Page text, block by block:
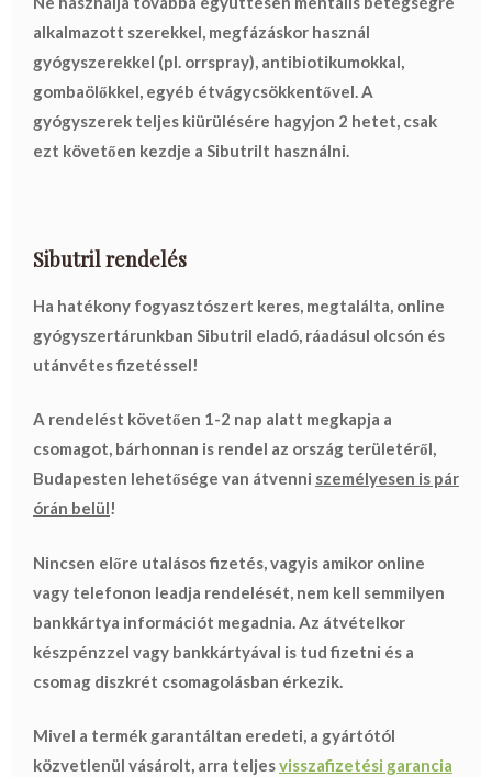
alkalmazott szerekkel, megfázáskor használ
gyógyszerekkel (pl. orrspray), antibiotikumokkal,
gombaölőkkel, egyéb étvágycsökkentővel. A
gyógyszerek teljes kiürülésére hagyjon 2 hetet, csak
ezt követően kezdje a Sibutrilt használni.
Sibutril rendelés
Ha hatékony fogyasztószert keres, megtalálta, online
gyógyszertárunkban Sibutril eladó, ráadásul olcsón és
utánvétes fizetéssel!
A rendelést követően 1-2 nap alatt megkapja a
csomagot, bárhonnan is rendel az ország területéről,
Budapesten lehetősége van átvenni személyesen is pár
órán belül!
Nincsen előre utalásos fizetés, vagyis amikor online
vagy telefonon leadja rendelését, nem kell semmilyen
bankkártya információt megadnia.Az átvételkor
készpénzzel vagy bankkártyával is tud fizetni és a
csomag diszkrét csomagolásban érkezik.
Mivel a termék garantáltan eredeti, a gyártótól
közvetlenül vásárolt, arra teljesvisszafizetési garancia